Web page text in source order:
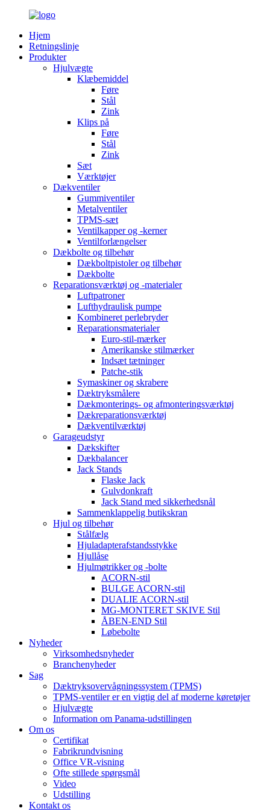
Hjem
Retningslinje
Produkter
Hjulvægte
Klæbemiddel
Føre
Stål
Zink
Klips på
Føre
Stål
Zink
Sæt
Værktøjer
Dækventiler
Gummiventiler
Metalventiler
TPMS-sæt
Ventilkapper og -kerner
Ventilforlængelser
Dækbolte og tilbehør
Dækboltpistoler og tilbehør
Dækbolte
Reparationsværktøj og -materialer
Luftpatroner
Lufthydraulisk pumpe
Kombineret perlebryder
Reparationsmaterialer
Euro-stil-mærker
Amerikanske stilmærker
Indsæt tætninger
Patche-stik
Symaskiner og skrabere
Dæktryksmålere
Dækmonterings- og afmonteringsværktøj
Dækreparationsværktøj
Dækventilværktøj
Garageudstyr
Dækskifter
Dækbalancer
Jack Stands
Flaske Jack
Gulvdonkraft
Jack Stand med sikkerhedsnål
Sammenklappelig butikskran
Hjul og tilbehør
Stålfælg
Hjuladapterafstandsstykke
Hjullåse
Hjulmøtrikker og -bolte
ACORN-stil
BULGE ACORN-stil
DUALIE ACORN-stil
MG-MONTERET SKIVE Stil
ÅBEN-END Stil
Løbebolte
Nyheder
Virksomhedsnyheder
Branchenyheder
Sag
Dæktryksovervågningssystem (TPMS)
TPMS-ventiler er en vigtig del af moderne køretøjer
Hjulvægte
Information om Panama-udstillingen
Om os
Certifikat
Fabrikrundvisning
Office VR-visning
Ofte stillede spørgsmål
Video
Udstilling
Kontakt os